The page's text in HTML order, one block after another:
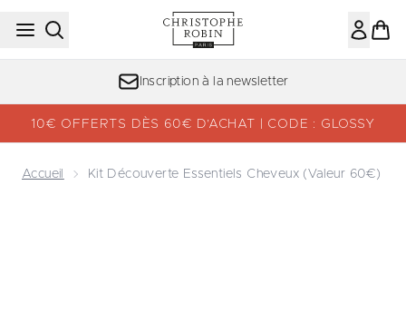
Passer au contenu principal
Inscription à la newsletter
10€ OFFERTS DÈS 60€ D’ACHAT | CODE : GLOSSY
Accueil Kit Découverte Essentiels Cheveux (valeur 60€)